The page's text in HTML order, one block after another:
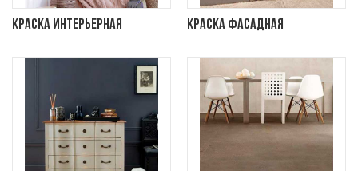
Краска интерьерная Краска фасадная